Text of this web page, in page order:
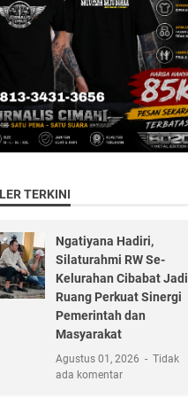
TERKINI
Ngatiyana Hadiri,
Silaturahmi RW Se-
Kelurahan Cibabat Jadi
Ruang Perkuat Sinergi
Pemerintah dan
Masyarakat
Agustus 01, 2026
Tidak
ada komentar